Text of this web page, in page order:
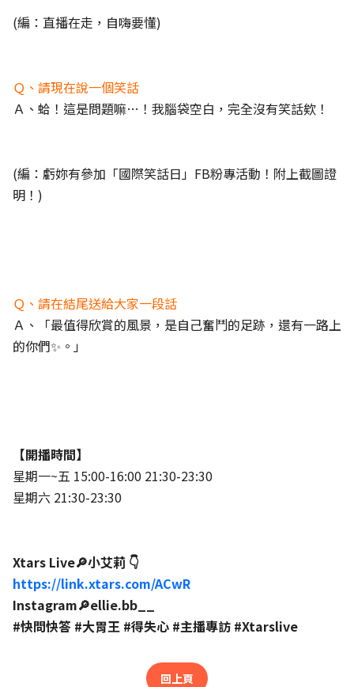
(編：直播在走，自嗨要懂)
Ｑ、請現在說一個笑話
Ａ、蛤！這是問題嘛…！我腦袋空白，完全沒有笑話欸！
(編：虧妳有參加「國際笑話日」FB粉專活動！附上截圖證
明！)
Ｑ、請在結尾送給大家一段話
Ａ、「最值得欣賞的風景，是自己奮鬥的足跡，還有一路上
的你們✨。」
【開播時間】
星期一~五 15:00-16:00 21:30-23:30
星期六 21:30-23:30
Xtars Live🔎小艾莉 👇
https://link.xtars.com/ACwR
Instagram🔎ellie.bb__
#快問快答 #大胃王 #得失心 #主播專訪 #Xtarslive
回上頁